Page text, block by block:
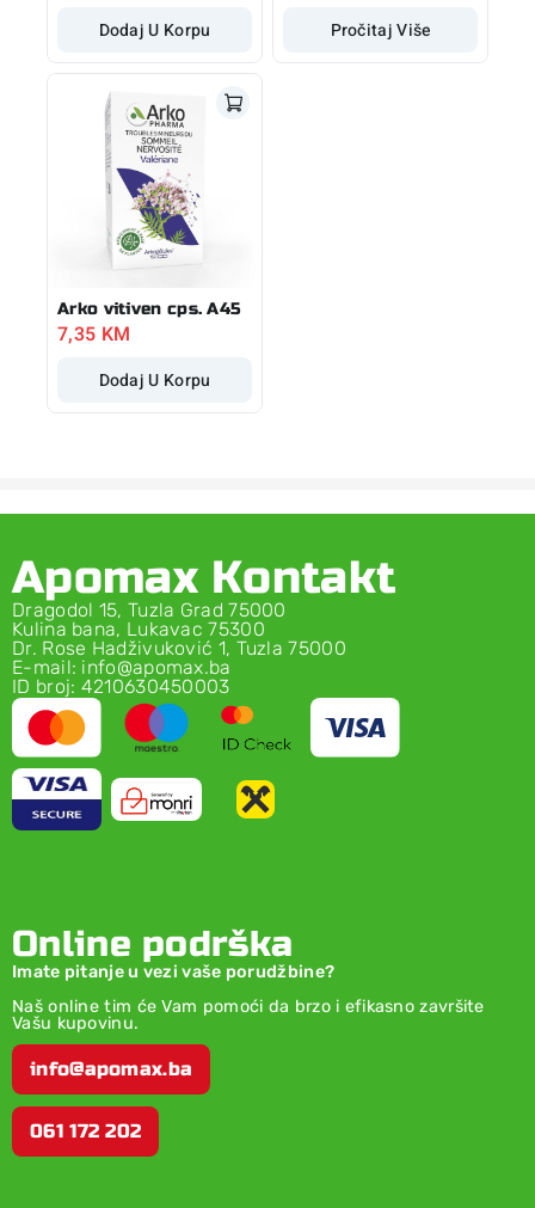
Dodaj U Korpu Pročitaj Više
Arko vitiven cps. A45
7,35 KM
Dodaj U Korpu
Apomax Kontakt
Dragodol 15, Tuzla Grad 75000
Kulina bana, Lukavac 75300
Dr. Rose Hadživuković 1, Tuzla 75000
E-mail: info@apomax.ba
ID broj: 4210630450003
Online podrška
Imate pitanje u vezi vaše porudžbine?
Naš online tim će Vam pomoći da brzo i efikasno završite
Vašu kupovinu.
info@apomax.ba
061 172 202